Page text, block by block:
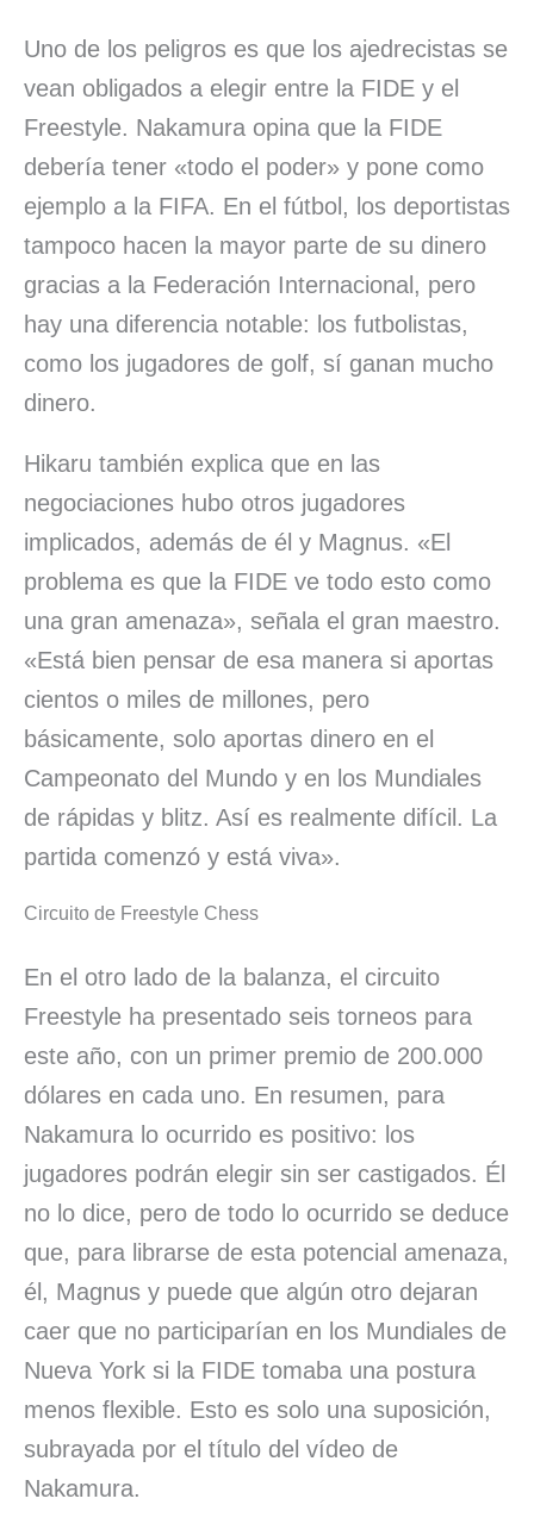
Uno de los peligros es que los ajedrecistas se
vean obligados a elegir entre la FIDE y el
Freestyle. Nakamura opina que la FIDE
debería tener «todo el poder» y pone como
ejemplo a la FIFA. En el fútbol, los deportistas
tampoco hacen la mayor parte de su dinero
gracias a la Federación Internacional, pero
hay una diferencia notable: los futbolistas,
como los jugadores de golf, sí ganan mucho
dinero.
Hikaru también explica que en las
negociaciones hubo otros jugadores
implicados, además de él y Magnus. «El
problema es que la FIDE ve todo esto como
una gran amenaza», señala el gran maestro.
«Está bien pensar de esa manera si aportas
cientos o miles de millones, pero
básicamente, solo aportas dinero en el
Campeonato del Mundo y en los Mundiales
de rápidas y blitz. Así es realmente difícil. La
partida comenzó y está viva».
Circuito de Freestyle Chess
En el otro lado de la balanza, el circuito
Freestyle ha presentado seis torneos para
este año, con un primer premio de 200.000
dólares en cada uno. En resumen, para
Nakamura lo ocurrido es positivo: los
jugadores podrán elegir sin ser castigados. Él
no lo dice, pero de todo lo ocurrido se deduce
que, para librarse de esta potencial amenaza,
él, Magnus y puede que algún otro dejaran
caer que no participarían en los Mundiales de
Nueva York si la FIDE tomaba una postura
menos flexible. Esto es solo una suposición,
subrayada por el título del vídeo de
Nakamura.